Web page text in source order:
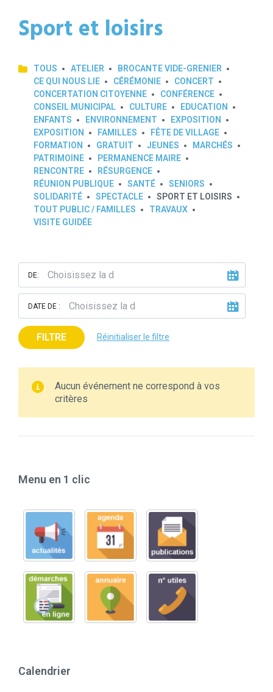
Sport et loisirs
TOUS ATELIER
BROCANTE VIDE-GRENIER
CE QUI NOUS LIE
CÉRÉMONIE
CONCERT
CONCERTATION CITOYENNE
CONFÉRENCE
CONSEIL MUNICIPAL
CULTURE
EDUCATION
ENFANTS
ENVIRONNEMENT
EXPOSITION
EXPOSITION
FAMILLES
FÊTE DE VILLAGE
FORMATION
GRATUIT JEUNES
MARCHÉS
PATRIMOINE
PERMANENCE MAIRE
RENCONTRE
RÉSURGENCE
RÉUNION PUBLIQUE
SANTÉ
SENIORS
SOLIDARITÉ
SPECTACLE
SPORT ET LOISIRS
TOUT PUBLIC / FAMILLES
TRAVAUX
VISITE GUIDÉE
DE:
DATE DE :
FILTRE Réinitialiser le filtre
Aucun événement ne correspond à vos
critères
Menu en 1 clic
Calendrier